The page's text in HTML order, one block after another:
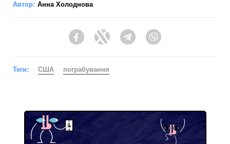
Автор: Анна Холоднова
FacebookTwitter Telegram
Теги: США пограбування